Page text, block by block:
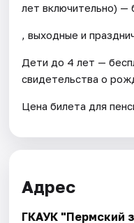
лет включительно) —
, выходные и
Дети до 4 лет —
свидетельства о
Цена билета для
Адрес
ГКАУК "Пермский